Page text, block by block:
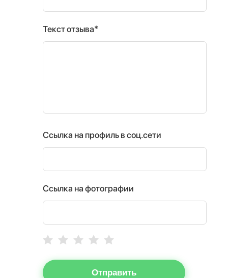
Текст отзыва*
Ссылка на профиль в соц.сети
Ссылка на фотографии
Отправить